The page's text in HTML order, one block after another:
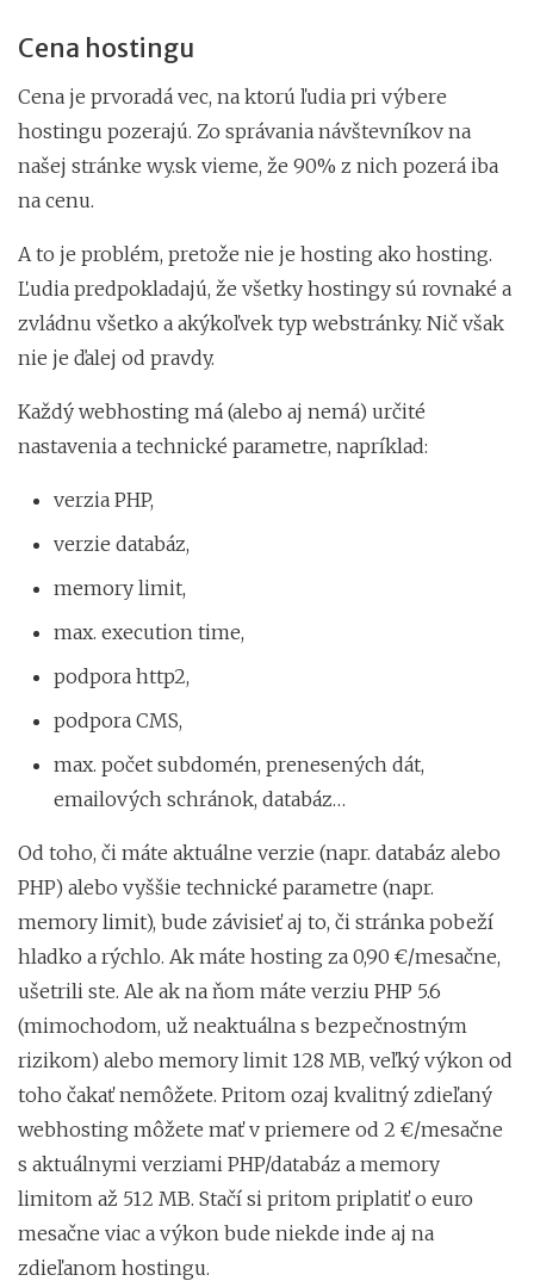
Cena hostingu
Cena je prvoradá vec, na ktorú ľudia pri výbere
hostingu pozerajú. Zo správania návštevníkov na
našej stránke wy.sk vieme, že 90% z nich pozerá iba
na cenu.
A to je problém, pretože nie je hosting ako hosting.
Ľudia predpokladajú, že všetky hostingy sú rovnaké a
zvládnu všetko a akýkoľvek typ webstránky. Nič však
nie je ďalej od pravdy.
Každý webhosting má (alebo aj nemá) určité
nastavenia a technické parametre, napríklad:
verzia PHP,
verzie databáz,
memory limit,
max. execution time,
podpora http2,
podpora CMS,
max. počet subdomén, prenesených dát,
emailových schránok, databáz…
Od toho, či máte aktuálne verzie (napr. databáz alebo
PHP) alebo vyššie technické parametre (napr.
memory limit), bude závisieť aj to, či stránka pobeží
hladko a rýchlo. Ak máte hosting za 0,90 €/mesačne,
ušetrili ste. Ale ak na ňom máte verziu PHP 5.6
(mimochodom, už neaktuálna s bezpečnostným
rizikom) alebo memory limit 128 MB, veľký výkon od
toho čakať nemôžete. Pritom ozaj kvalitný zdieľaný
webhosting môžete mať v priemere od 2 €/mesačne
s aktuálnymi verziami PHP/databáz a memory
limitom až 512 MB. Stačí si pritom priplatiť o euro
mesačne viac a výkon bude niekde inde aj na
zdieľanom hostingu.